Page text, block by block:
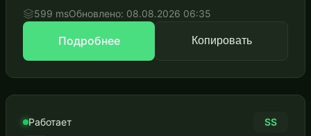
599 msОбновлено: 08.08.2026 06:35
Подробнее Копировать
Работает SS